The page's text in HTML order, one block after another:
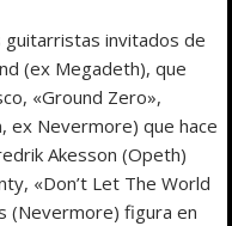
guitarristas invitados de
(ex Megadeth), que
«Ground Zero»,
ex Nevermore) que hace
Akesson (Opeth)
«Don’t Let The World
(Nevermore) figura en